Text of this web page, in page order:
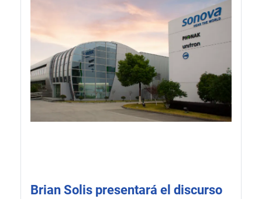
Brian Solis presentará el discurso